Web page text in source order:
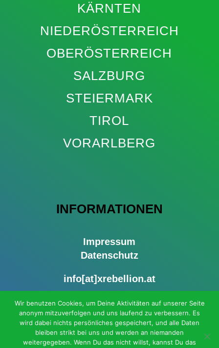
KÄRNTEN
NIEDERÖSTERREICH
OBERÖSTERREICH
SALZBURG
STEIERMARK
TIROL
VORARLBERG
INFORMATIONEN
Impressum
Datenschutz
info[at]xrebellion.at
Presse Tel: 0677 64123091
Mitmach-Telefon: 0681 81202056
Wir benutzen Cookies, um Deine Aktivitäten auf unserer Seite
anonym mitzuverfolgen und uns laufend zu verbessern. Es
wird dabei nichts persönliches gespeichert, und alle Daten
bleiben strikt bei uns und werden an niemanden
weitergegeben. Wenn Du das nicht willst, kannst Du das